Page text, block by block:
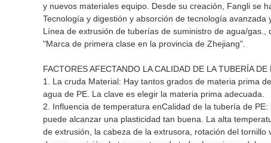
y nuevos materiales equipo. Desde su creación, Fangli se
Tecnología y digestión y absorción de tecnología
Línea de extrusión de tuberías de suministro de agua/gas.
"Marca de primera clase en la provincia de Zhejiang".
FACTORES AFECTANDO LA CALIDAD DE LA TUBERÍA DE
1. La cruda Material: Hay tantos grados de materia prima
agua de PE. La clave es elegir la materia prima adecuada.
2. Influencia de temperatura enCalidad de la tubería de
puede alcanzar una plasticidad tan buena. La alta
de extrusión , la cabeza de la extrusora, rotación del